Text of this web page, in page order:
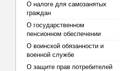
О налоге для самозанятых
граждан
О государственном
пенсионном обеспечении
О воинской обязанности и
военной службе
О защите прав потребителей